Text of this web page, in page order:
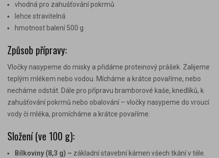
vhodná pro zahušťování pokrmů
lehce stravitelná
hmotnost balení 500 g
Způsob přípravy:
Vločky nasypeme do misky a přidáme proteinový prášek. Zalijeme
teplým mlékem nebo vodou. Mícháme a krátce povaříme, nebo
necháme odstát. Dále pro přípravu bramborové kaše, knedlíků, k
zahušťování pokrmů nebo obalování – vločky nasypeme do vroucí
vody či mléka, promícháme a krátce povaříme.
Složení (ve 100 g):
Bílkoviny (8,3 g) – základní stavební kámen všech tkání v těle.